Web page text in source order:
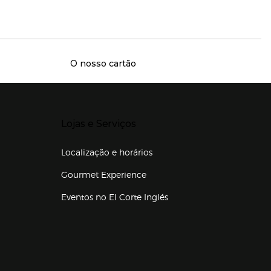
O nosso cartão
Localização e horários
Gourmet Experience
Eventos no El Corte Inglés